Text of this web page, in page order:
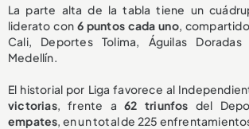
La parte alta de la tabla tiene un
liderato con 6 puntos cada uno,
Cali, Deportes Tolima, Águilas
Medellín.
El historial por Liga favorece al
victorias, frente a62 triunfos del
empates , en un total de 225